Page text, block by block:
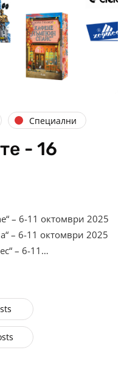
Специални
- 16
– 6-11 октомври 2025
– 6-11 октомври 2025
– 6-11…